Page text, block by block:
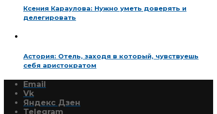
Ксения Караулова: Нужно уметь доверять и
делегировать
Астория: Отель, заходя в который, чувствуешь
себя аристократом
Email
Vk
Яндекс Дзен
Telegram